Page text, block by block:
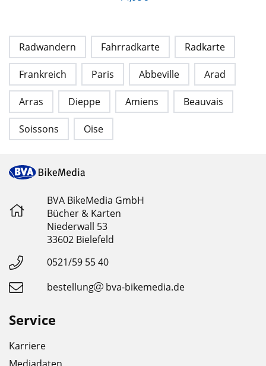
Radwandern Fahrradkarte Radkarte
Frankreich Paris Abbeville Arad
Arras Dieppe Amiens Beauvais
Soissons Oise
BVA BikeMedia GmbH
Bücher & Karten
Niederwall 53
33602 Bielefeld
0521/59 55 40
bestellung
bva-bikemedia.de
Service
Karriere